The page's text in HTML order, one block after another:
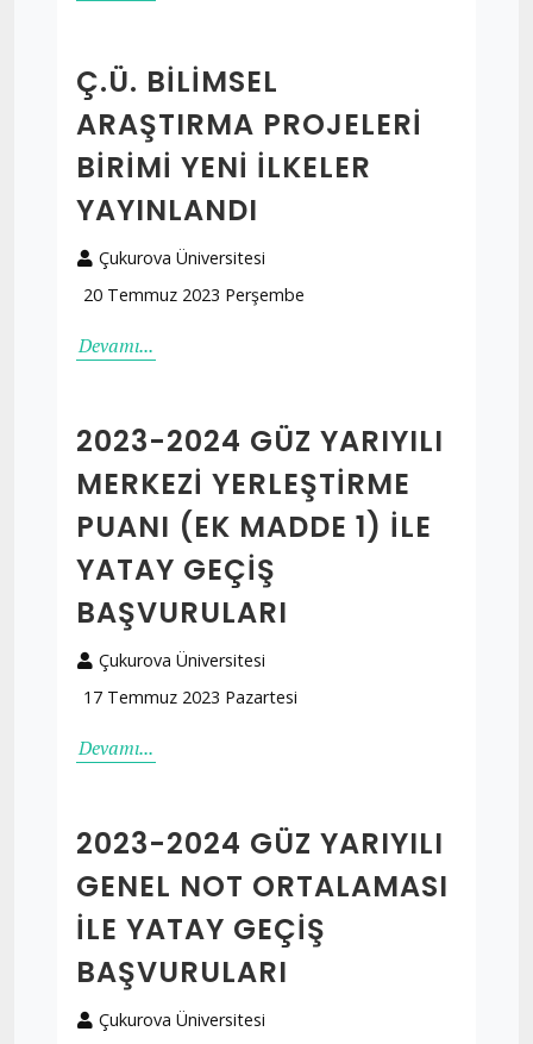
Ç.Ü. BILIMSEL
ARAŞTIRMA PROJELERI
BIRIMI YENI İLKELER
YAYINLANDI
Çukurova Üniversitesi
20 Temmuz 2023 Perşembe
Devamı...
2023-2024 GÜZ YARIYILI
MERKEZI YERLEŞTIRME
PUANI (EK MADDE 1) İLE
YATAY GEÇIŞ
BAŞVURULARI
Çukurova Üniversitesi
17 Temmuz 2023 Pazartesi
Devamı...
2023-2024 GÜZ YARIYILI
GENEL NOT ORTALAMASI
İLE YATAY GEÇIŞ
BAŞVURULARI
Çukurova Üniversitesi